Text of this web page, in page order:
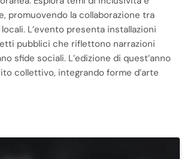
promuovendo la collaborazione tra
L’evento presenta installazioni
pubblici che riflettono narrazioni
sfide sociali. L’edizione di quest’anno
collettivo, integrando forme d’arte